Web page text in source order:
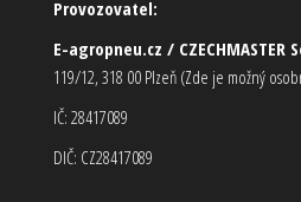
Provozovatel:
E-agropneu.cz / CZECHMASTER
119/12, 318 00 Plzeň (Zde je možný
IČ: 28417089
DIČ: CZ28417089